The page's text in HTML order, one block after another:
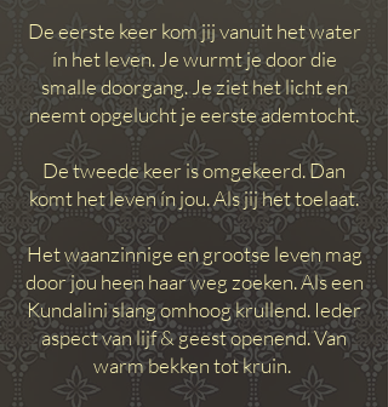
De eerste keer kom jij vanuit het water
ín het leven. Je wurmt je door die
smalle doorgang. Je ziet het licht en
neemt opgelucht je eerste ademtocht.
De tweede keer is omgekeerd. Dan
komt het leven ín jou. Als jij het toelaat.
Het waanzinnige en grootse leven mag
door jou heen haar weg zoeken. Als een
Kundalini slang omhoog krullend. Ieder
aspect van lijf & geest openend. Van
warm bekken tot kruin.